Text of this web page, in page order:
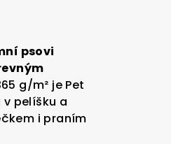
psovi
g/m² je Pet
v pelíšku a
i praním